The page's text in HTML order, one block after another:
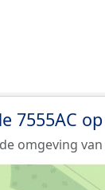
7555AC
omgeving